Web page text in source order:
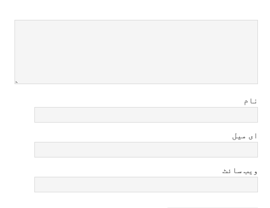
نام
ای میل
ویب سائٹ